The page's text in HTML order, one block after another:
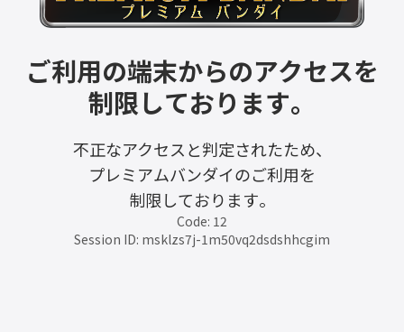
ご利用の端末からのアクセスを
制限しております。
不正なアクセスと判定されたため、
プレミアムバンダイのご利用を
制限しております。
Code: 12
Session ID: msklzs7j-1m50vq2dsdshhcgim